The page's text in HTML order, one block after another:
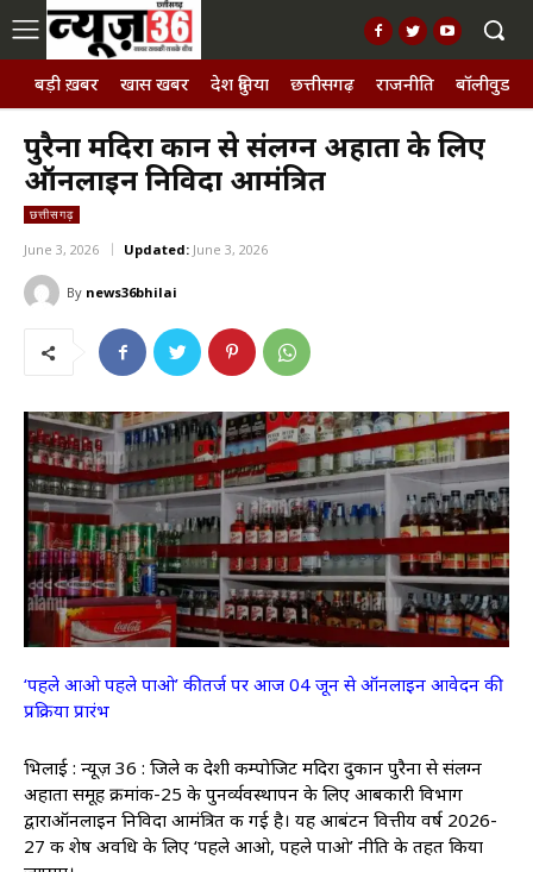
बड़ी ख़बर खास खबर देश दुनिया छत्तीसगढ़ राजनीति बॉलीवुड,
पुरैना मदिरा दुकान से संलग्न अहाता के लिए
ऑनलाइन निविदा आमंत्रित
छत्तीसगढ़
June 3, 2026 Updated: June 3, 2026
By news36bhilai
‘पहले आओ पहले पाओ’ की तर्ज पर आज 04 जून से ऑनलाइन आवेदन की
प्रक्रिया प्रारंभ
भिलाई : न्यूज़ 36 : जिले की देशी कम्पोजिट मदिरा दुकान पुरैना से संलग्न
अहाता समूह क्रमांक-25 के पुनर्व्यवस्थापन के लिए आबकारी विभाग
द्वाराऑनलाइन निविदा आमंत्रित की गई है। यह आबंटन वित्तीय वर्ष 2026-
27 की शेष अवधि के लिए ‘पहले आओ, पहले पाओ’ नीति के तहत किया